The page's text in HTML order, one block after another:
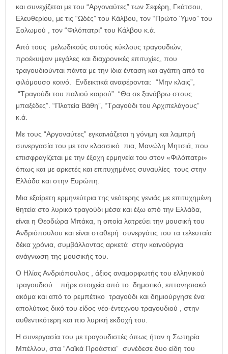
και συνεχίζεται με του “Αργοναύτες” των Σεφέρη, Γκάτσου,
Ελευθερίου, με τις “Ωδές” του Κάλβου, τον “Πρώτο Ύμνο” του
Σολωμού , τον “Φιλόπατρι” του Κάλβου κ.ά.
Από τους μελωδικούς αυτούς κύκλους τραγουδιών,
προέκυψαν μεγάλες και διαχρονικές επιτυχίες, που
τραγουδιούνται πάντα με την ίδια ένταση και αγάπη από το
φιλόμουσο κοινό. Ενδεικτικά αναφέρονται: “Μην κλαις”,
“Τραγούδι του παλιού καιρού”. “Θα σε ξανάβρω στους
μπαξέδες”. “Πλατεία Βάθη”, “Τραγούδι του Αρχιπελάγους”
κ.ά.
Με τους “Αργοναύτες” εγκαινιάζεται η γόνιμη και λαμπρή
συνεργασία του με τον κλασσικό πια, Μανώλη Μητσιά, που
επισφραγίζεται με την έξοχη ερμηνεία του στον «Φιλόπατρι»
όπως και με αρκετές και επιτυχημένες συναυλίες τους στην
Ελλάδα και στην Ευρώπη.
Μια εξαίρετη ερμηνεύτρια της νεότερης γενιάς με επιτυχημένη
θητεία στο λυρικό τραγούδι μέσα και έξω από την Ελλάδα,
είναι η Θεοδώρα Μπάκα, η οποία λατρεύει την μουσική του
Ανδριόπουλου και είναι σταθερή συνεργάτις του τα τελευταία
δέκα χρόνια, συμβάλλοντας αρκετά στην καινούργια
ανάγνωση της μουσικής του.
Ο Ηλίας Ανδριόπουλος , άξιος αναμορφωτής του ελληνικού
τραγουδιού πήρε στοιχεία από το δημοτικό, επτανησιακό
ακόμα και από το ρεμπέτικο τραγούδι και δημιούργησε ένα
απολύτως δικό του είδος νέο-έντεχνου τραγουδιού , στην
αυθεντικότερη και πιο λυρική εκδοχή του.
Η συνεργασία του με τραγουδιστές όπως ήταν η Σωτηρία
Μπέλλου, στα “Λαϊκά Προάστια” συνέδεσε δυο είδη του